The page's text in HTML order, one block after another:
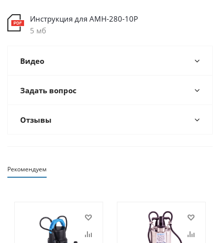
Инструкция для AMH-280-10P
5 мб
Видео
Задать вопрос
Отзывы
Рекомендуем